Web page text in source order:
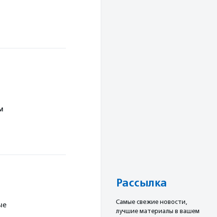
Рассылка
Cамые свежие новости,
лучшие материалы в вашем